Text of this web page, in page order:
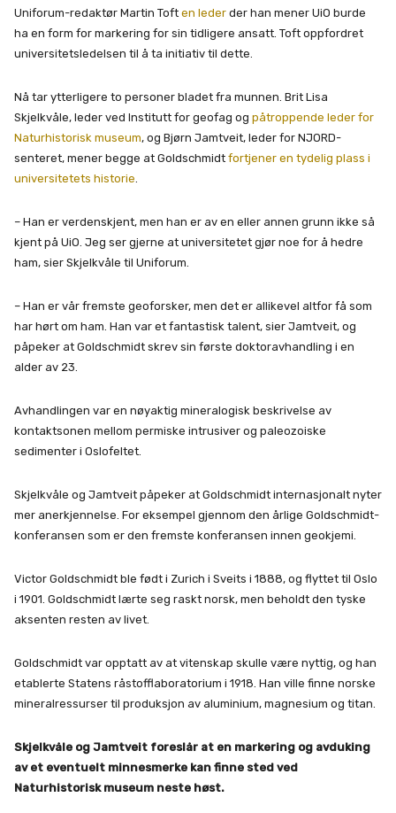
Uniforum-redaktør Martin Toft en leder der han mener UiO burde
ha en form for markering for sin tidligere ansatt. Toft oppfordret
universitetsledelsen til å ta initiativ til dette.
Nå tar ytterligere to personer bladet fra munnen. Brit Lisa
Skjelkvåle, leder ved Institutt for geofag og påtroppende leder for
Naturhistorisk museum, og Bjørn Jamtveit, leder for NJORD-
senteret, mener begge at Goldschmidt fortjener en tydelig plass i
universitetets historie
– Han er verdenskjent, men han er av en eller annen grunn ikke så
kjent på UiO. Jeg ser gjerne at universitetet gjør noe for å hedre
ham, sier Skjelkvåle til Uniforum.
– Han er vår fremste geoforsker, men det er allikevel altfor få som
har hørt om ham. Han var et fantastisk talent, sier Jamtveit, og
påpeker at Goldschmidt skrev sin første doktoravhandling i en
alder av 23.
Avhandlingen var en nøyaktig mineralogisk beskrivelse av
kontaktsonen mellom permiske intrusiver og paleozoiske
sedimenter i Oslofeltet.
Skjelkvåle og Jamtveit påpeker at Goldschmidt internasjonalt nyter
mer anerkjennelse. For eksempel gjennom den årlige Goldschmidt-
konferansen som er den fremste konferansen innen geokjemi.
Victor Goldschmidt ble født i Zurich i Sveits i 1888, og flyttet til Oslo
i 1901. Goldschmidt lærte seg raskt norsk, men beholdt den tyske
aksenten resten av livet.
Goldschmidt var opptatt av at vitenskap skulle være nyttig, og han
etablerte Statens råstofflaboratorium i 1918. Han ville finne norske
mineralressurser til produksjon av aluminium, magnesium og titan.
Skjelkvåle og Jamtveit foreslår at en markering og avduking
av et eventuelt minnesmerke kan finne sted ved
Naturhistorisk museum neste høst.